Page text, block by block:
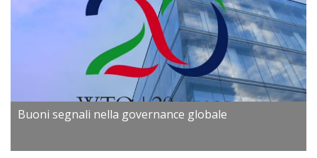
Buoni segnali nella governance globale